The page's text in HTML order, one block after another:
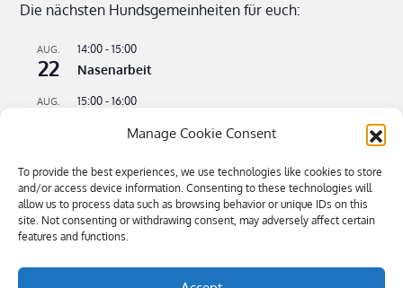
Manage Cookie Consent
To provide the best experiences, we use technologies like cookies to store
and/or access device information. Consenting to these technologies will
allow us to process data such as browsing behavior or unique IDs on this
site. Not consenting or withdrawing consent, may adversely affect certain
features and functions.
Die nächsten Hundsgemeinheiten für euch:
AUG.
22
14:00 -15:00
Nasenarbeit
AUG. 15:00 -16:00
23 Flusswandern – kühle Pfoten an heißen Tagen
SEP.
4
16:00- 18:30
Bitte kommen – Kommen auf Ruf Teil 3